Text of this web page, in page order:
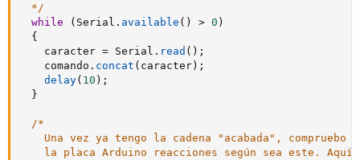
  */
while
( Serial . available ( ) > 0 )
{
    caracter
= Serial . read ( ) ;
    comando
. concat ( caracter ) ;
delay( 10 ) ;
}
/*
Una vez ya tengo la cadena "acabada", compruebo
la placa Arduino reacciones según sea este. Aquí